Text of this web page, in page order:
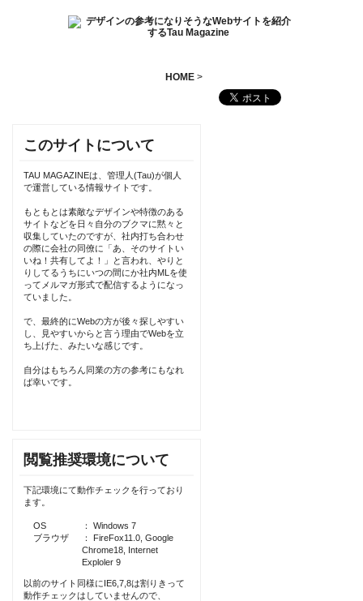
HOME>
このサイトについて
TAU MAGAZINEは、管理人(Tau)が個人
で運営している情報サイトです。
もともとは素敵なデザインや特徴のある
サイトなどを日々自分のブクマに黙々と
収集していたのですが、社内打ち合わせ
の際に会社の同僚に「あ、そのサイトい
いね！共有してよ！」と言われ、やりと
りしてるうちにいつの間にか社内MLを使
ってメルマガ形式で配信するようになっ
ていました。
で、最終的にWebの方が後々探しやすい
し、見やすいからと言う理由でWebを立
ち上げた、みたいな感じです。
自分はもちろん同業の方の参考にもなれ
ば幸いです。
閲覧推奨環境について
下記環境にて動作チェックを行っており
ます。
OS
： Windows 7
ブラウザ
： FireFox11.0, Google
Chrome18, Internet
Exploler 9
以前のサイト同様にIE6,7,8は割りきって
動作チェックはしていませんので、